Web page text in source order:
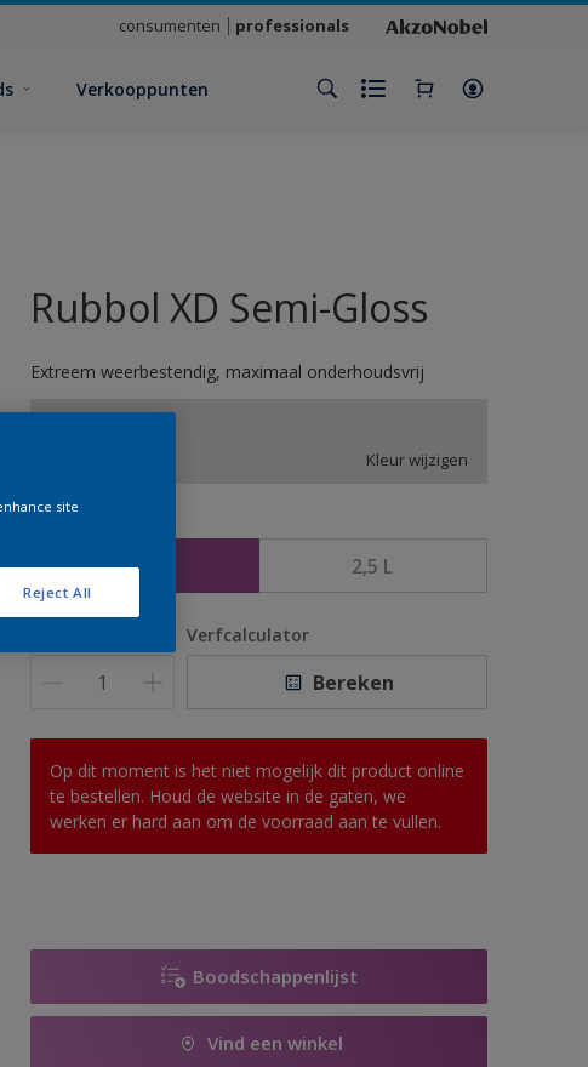
consumenten professionals
Verkooppunten
Rubbol XD Semi-Gloss
Extreem weerbestendig, maximaal onderhoudsvrij
Kleur wijzigen
1 L 2,5 L
Verfcalculator
Bereken
Op dit moment is het niet mogelijk dit product online
te bestellen. Houd de website in de gaten, we
werken er hard aan om de voorraad aan te vullen.
Boodschappenlijst
Vind een winkel
site
Reject All